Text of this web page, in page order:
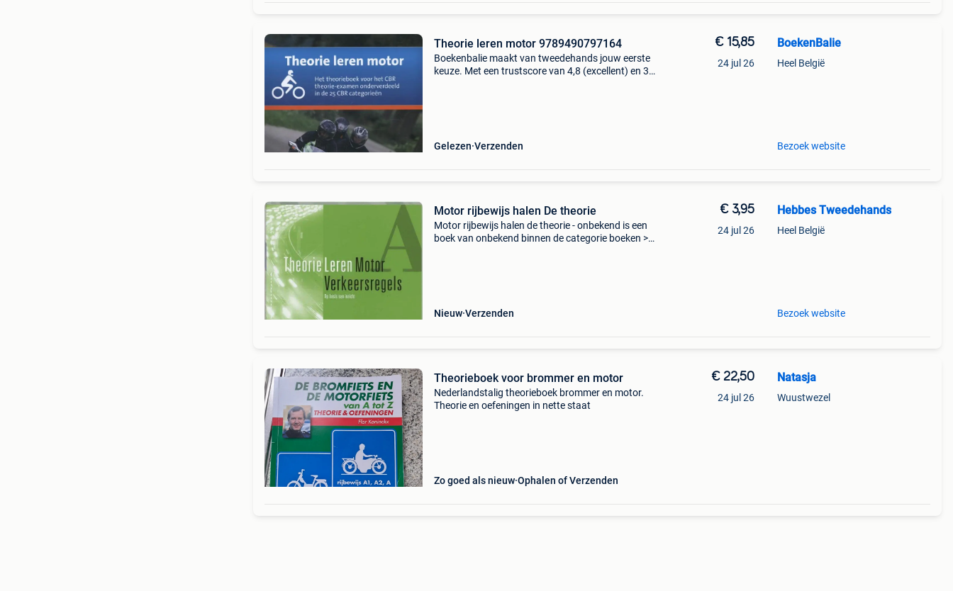
Theorie leren motor 9789490797164
Boekenbalie maakt van tweedehands jouw eerste
keuze. Met een trustscore van 4,8 (excellent) en 30
Gelezen Verzenden
€ 15,85
24 jul 26
BoekenBalie
Heel België
Bezoek website
Motor rijbewijs halen De theorie
Motor rijbewijs halen de theorie - onbekend is een
boek van onbekend binnen de categorie boeken >
Nieuw Verzenden
€ 3,95
24 jul 26
Hebbes Tweedehands
Heel België
Bezoek website
Theorieboek voor brommer en motor
Nederlandstalig theorieboek brommer en motor.
Theorie en oefeningen in nette staat
Zo goed als nieuw Ophalen of Verzenden
€ 22,50
24 jul 26
Natasja
Wuustwezel